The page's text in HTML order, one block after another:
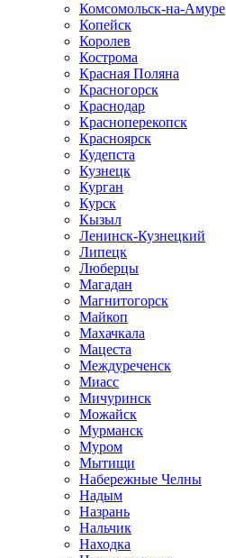
Комсомольск-на-Амуре
Копейск
Королев
Кострома
Красная Поляна
Красногорск
Краснодар
Красноперекопск
Красноярск
Кудепста
Кузнецк
Курган
Курск
Кызыл
Ленинск-Кузнецкий
Липецк
Люберцы
Магадан
Магнитогорск
Майкоп
Махачкала
Мацеста
Междуреченск
Миасс
Мичуринск
Можайск
Мурманск
Муром
Мытищи
Набережные Челны
Надым
Назрань
Нальчик
Находка